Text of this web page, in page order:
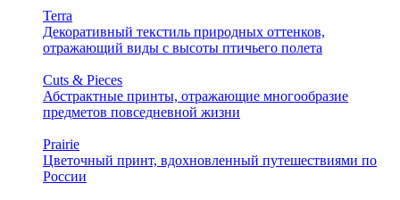
Terra
Декоративный текстиль природных оттенков,
отражающий виды с высоты птичьего полета
Cuts & Pieces
Абстрактные принты, отражающие многообразие
предметов повседневной жизни
Prairie
Цветочный принт, вдохновленный путешествиями по
России